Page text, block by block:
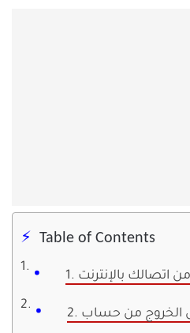
Table of Contents
من اتصالك بالإنترنت
2. قم بتسجيل الخروج من حساب GOOGLE